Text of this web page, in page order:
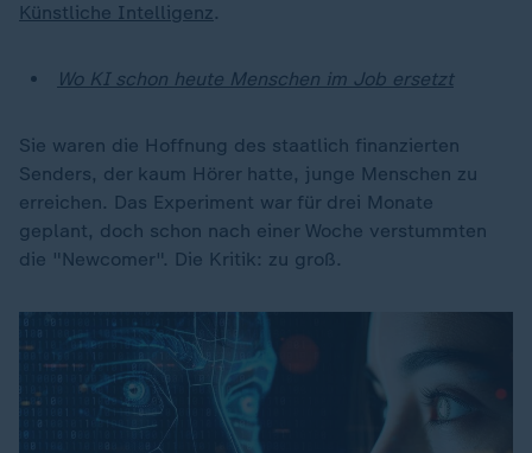
Künstliche Intelligenz.
Wo KI schon heute Menschen im Job ersetzt
Sie waren die Hoffnung des staatlich finanzierten
Senders, der kaum Hörer hatte, junge Menschen zu
erreichen. Das Experiment war für drei Monate
geplant, doch schon nach einer Woche verstummten
die "Newcomer". Die Kritik: zu groß.